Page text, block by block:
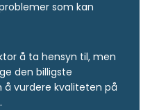
som kan
å ta hensyn til, men
den billigste
å vurdere kvaliteten på